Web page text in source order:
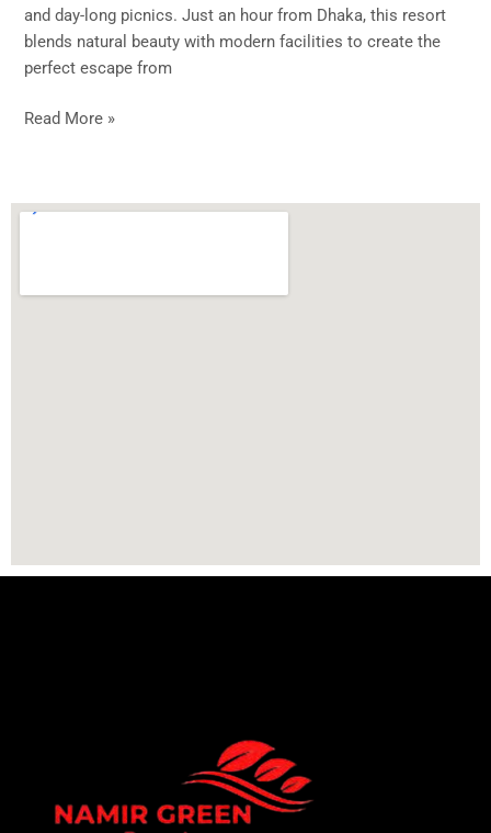
and day-long picnics. Just an hour from Dhaka, this resort
blends natural beauty with modern facilities to create the
perfect escape from
Read More »